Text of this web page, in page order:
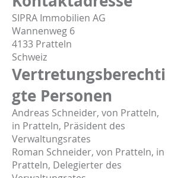
SIPRA Immobilien AG
Wannenweg 6
4133 Pratteln
Schweiz
Vertretungsberechti
gte Personen
Andreas Schneider, von Pratteln,
in Pratteln, Präsident des
Verwaltungsrates
Roman Schneider, von Pratteln, in
Pratteln, Delegierter des